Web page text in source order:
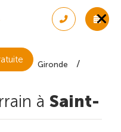
Gironde
à Saint-